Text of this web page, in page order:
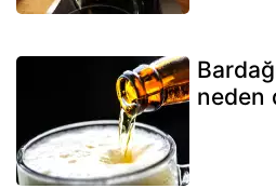
neden